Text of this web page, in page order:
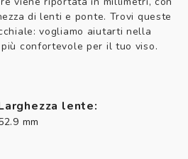
di lenti e ponte. Trovi queste
vogliamo aiutarti nella
confortevole per il tuo viso.
lente:
mm